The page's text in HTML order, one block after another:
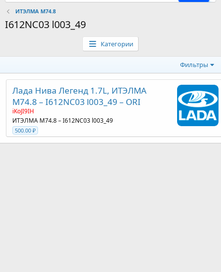
ИТЭЛМА М74.8
I612NC03 l003_49
Категории
Фильтры
Лада Нива Легенд 1.7L, ИТЭЛМА
М74.8 – I612NC03 l003_49 – ORI
iKoJI9IH
ИТЭЛМА М74.8 – I612NC03 l003_49
500.00 ₽